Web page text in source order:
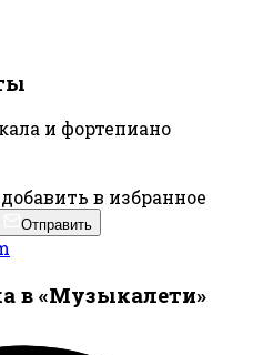
и фортепиано
в избранное
Отправить
в «Музыкалети»